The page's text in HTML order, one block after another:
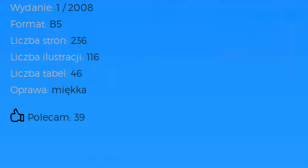
Wydanie: 1 / 2008
Format: B5
Liczba stron: 236
Liczba ilustracji: 116
Liczba tabel: 46
Oprawa: miękka
Polecam: 39